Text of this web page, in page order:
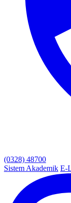
(0328) 48700
Sistem Akademik E-